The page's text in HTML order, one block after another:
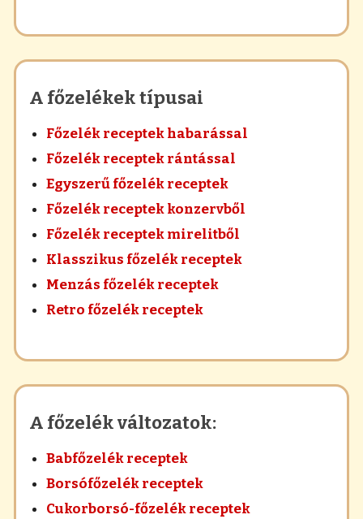
A főzelékek típusai
Főzelék receptek habarással
Főzelék receptek rántással
Egyszerű főzelék receptek
Főzelék receptek konzervből
Főzelék receptek mirelitből
Klasszikus főzelék receptek
Menzás főzelék receptek
Retro főzelék receptek
A főzelék változatok:
Babfőzelék receptek
Borsófőzelék receptek
Cukorborsó-főzelék receptek